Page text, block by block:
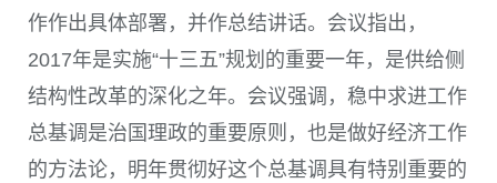
作作出具体部署，并作总结讲话。会议指出，
2017年是实施“十三五”规划的重要一年，是供给侧
结构性改革的深化之年。会议强调，稳中求进工作
总基调是治国理政的重要原则，也是做好经济工作
的方法论，明年贯彻好这个总基调具有特别重要的